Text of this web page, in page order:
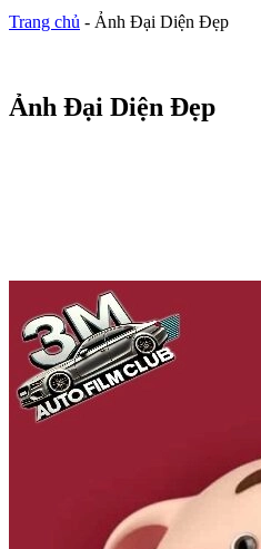
Trang chủ - Ảnh Đại Diện Đẹp
Ảnh Đại Diện Đẹp